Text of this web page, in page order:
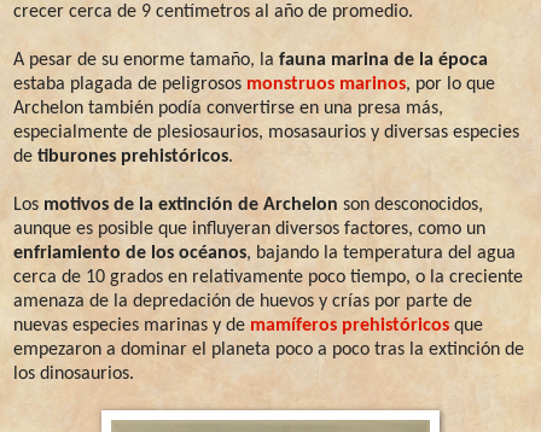
crecer cerca de 9 centímetros al año de promedio.
A pesar de su enorme tamaño, la fauna marina de la época
estaba plagada de peligrosos monstruos marinos, por lo que
Archelon también podía convertirse en una presa más,
especialmente de plesiosaurios, mosasaurios y diversas especies
de tiburones prehistóricos.
Los motivos de la extinción de Archelon son desconocidos,
aunque es posible que influyeran diversos factores, como un
enfriamiento de los océanos, bajando la temperatura del agua
cerca de 10 grados en relativamente poco tiempo, o la creciente
amenaza de la depredación de huevos y crías por parte de
nuevas especies marinas y de mamíferos prehistóricos que
empezaron a dominar el planeta poco a poco tras la extinción de
los dinosaurios.